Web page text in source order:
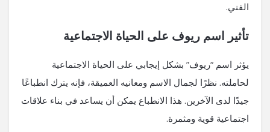
الفني.
تأثير اسم ريوف على الحياة الاجتماعية
يؤثر اسم “ريوف” بشكل إيجابي على الحياة الاجتماعية
لحاملته. نظرًا لجمال الاسم ومعانيه العميقة، فإنه يترك انطباعًا
جيدًا لدى الآخرين. هذا الانطباع يمكن أن يساعد في بناء علاقات
اجتماعية قوية ومثمرة.